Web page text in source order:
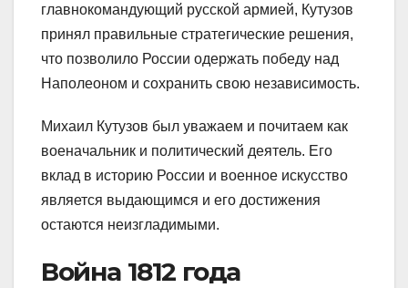
главнокомандующий русской армией, Кутузов
принял правильные стратегические решения,
что позволило России одержать победу над
Наполеоном и сохранить свою независимость.
Михаил Кутузов был уважаем и почитаем как
военачальник и политический деятель. Его
вклад в историю России и военное искусство
является выдающимся и его достижения
остаются неизгладимыми.
Война 1812 года